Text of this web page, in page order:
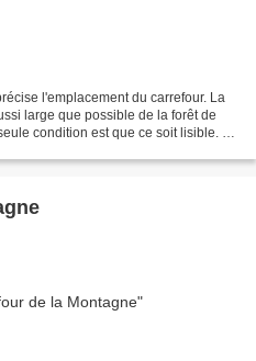
l'emplacement du carrefour. La
large que possible de la forêt de
condition est que ce soit lisible. La